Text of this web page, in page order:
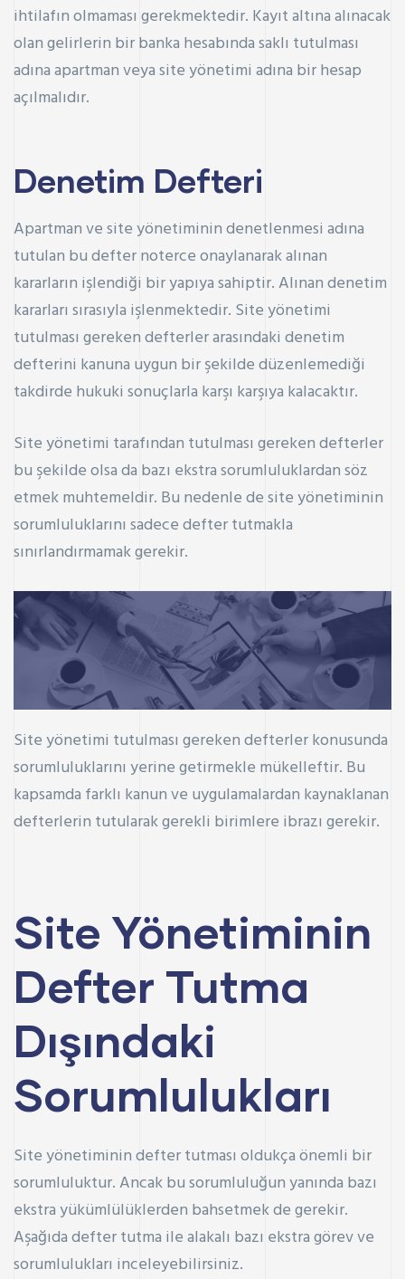
ihtilafın olmaması gerekmektedir. Kayıt altına alınacak
olan gelirlerin bir banka hesabında saklı tutulması
adına apartman veya site yönetimi adına bir hesap
açılmalıdır.
Denetim Defteri
Apartman ve site yönetiminin denetlenmesi adına
tutulan bu defter noterce onaylanarak alınan
kararların işlendiği bir yapıya sahiptir. Alınan denetim
kararları sırasıyla işlenmektedir. Site yönetimi
tutulması gereken defterler arasındaki denetim
defterini kanuna uygun bir şekilde düzenlemediği
takdirde hukuki sonuçlarla karşı karşıya kalacaktır.
Site yönetimi tarafından tutulması gereken defterler
bu şekilde olsa da bazı ekstra sorumluluklardan söz
etmek muhtemeldir. Bu nedenle de site yönetiminin
sorumluluklarını sadece defter tutmakla
sınırlandırmamak gerekir.
Site yönetimi tutulması gereken defterler konusunda
sorumluluklarını yerine getirmekle mükelleftir. Bu
kapsamda farklı kanun ve uygulamalardan kaynaklanan
defterlerin tutularak gerekli birimlere ibrazı gerekir.
Site Yönetiminin
Defter Tutma
Dışındaki
Sorumlulukları
Site yönetiminin defter tutması oldukça önemli bir
sorumluluktur. Ancak bu sorumluluğun yanında bazı
ekstra yükümlülüklerden bahsetmek de gerekir.
Aşağıda defter tutma ile alakalı bazı ekstra görev ve
sorumlulukları inceleyebilirsiniz.